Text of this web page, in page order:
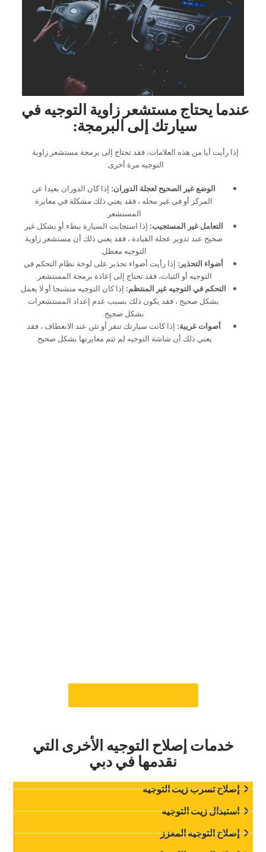
‏عندما يحتاج مستشعر زاوية التوجيه في
سيارتك إلى البرمجة:‏
‏إذا رأيت أيا من هذه العلامات، فقد تحتاج إلى برمجة مستشعر زاوية
التوجيه مرة أخرى:‏
‏الوضع غير الصحيح لعجلة الدوران:‏ ‏إذا كان الدوران بعيدا عن
المركز أو في غير محله ، فقد يعني ذلك مشكلة في معايرة
المستشعر.‏
‏التعامل غير المستجيب:‏ ‏إذا استجابت السيارة ببطء أو بشكل غير
صحيح عند تدوير عجلة القيادة ، فقد يعني ذلك أن مستشعر زاوية
التوجيه معطل.‏
‏أضواء التحذير:‏ ‏إذا رأيت أضواء تحذير على لوحة نظام التحكم في
التوجيه أو الثبات، فقد تحتاج إلى إعادة برمجة المستشعر.‏
‏التحكم في التوجيه غير المنتظم: ‏ ‏إذا كان التوجيه متشنجا أو لا يعمل
بشكل صحيح ، فقد يكون ذلك بسبب عدم إعداد المستشعرات
بشكل صحيح.‏
‏أصوات غريبة:‏ ‏ إذا كانت سيارتك تنقر أو تئن عند الانعطاف ، فقد
يعني ذلك أن شاشة التوجيه لم تتم معايرتها بشكل صحيح.‏
‏خدمات إصلاح التوجيه الأخرى التي
نقدمها في دبي‏
‏إصلاح تسرب زيت التوجيه‏
‏استبدال زيت التوجيه‏
‏إصلاح التوجيه المعزز‏